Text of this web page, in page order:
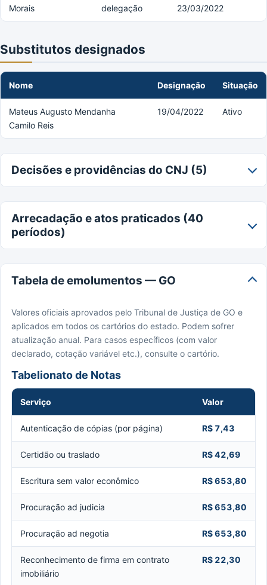
Morais
delegação
23/03/2022
Substitutos designados
Nome Designação Situação
Mateus Augusto Mendanha
Camilo Reis
19/04/2022 Ativo
Decisões e providências do CNJ (5)
Arrecadação e atos praticados (40
períodos)
Tabela de emolumentos — GO
Valores oficiais aprovados pelo Tribunal de Justiça de GO e
aplicados em todos os cartórios do estado. Podem sofrer
atualização anual. Para casos específicos (com valor
declarado, cotação variável etc.), consulte o cartório.
Tabelionato de Notas
Serviço Valor
Autenticação de cópias (por página) R$ 7,43
Certidão ou traslado R$ 42,69
Escritura sem valor econômico R$ 653,80
Procuração ad judicia R$ 653,80
Procuração ad negotia R$ 653,80
Reconhecimento de firma em contrato
imobiliário
R$ 22,30